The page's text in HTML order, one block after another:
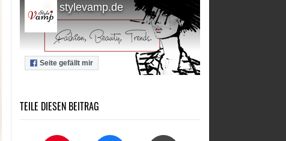
stylevamp.de
Seite gefällt mir
TEILE DIESEN BEITRAG